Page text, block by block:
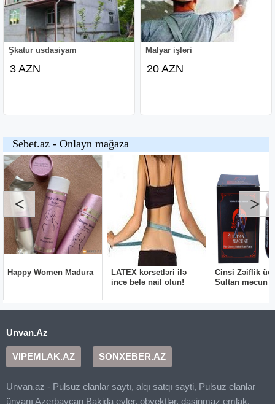
Şkatur usdasiyam
3 AZN
Malyar işləri
20 AZN
Unvan.Az
VIPEMLAK.AZ SONXEBER.AZ
Unvan.az - Pulsuz elanlar saytı, alqı satqı sayti, Pulsuz elanlar
ünvanı Azerbaycan Bakida evler, obyektlər, dasinmaz emlak,